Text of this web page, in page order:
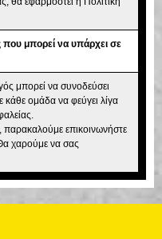
που μπορεί να υπάρχει σε
μπορεί να συνοδεύσει
ομάδα να φεύγει λίγα
παρακαλούμε επικοινωνήστε
χαρούμε να σας